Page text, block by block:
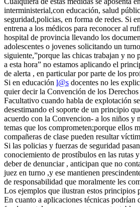
interministerial,con educación, salud
seguridad,policias, en forma de redes. Si
entrena a los médicos para reconocer al
hospital de provincia llevando los
adolescentes o jovenes solicitando un
siguiente,”porque las chicas trabajan y no
a esta hora” no estamos aplicando el
de alerta , en particular por parte de los
Si en educación l@s docentes no les
quier decir la Convención de los
Facultativo cuando habla de explotación
desestimando el soporte de un principio
acuerdo con la Convencion- a los niños y
temas que los comprometen;porque ellos
compañeras de clase pueden resultar
Si las policias y fuerzas de seguridad
conociemiento de prostíbulos en las rutas
deber de denunciar , anticipan que no
juez en turno ,y ese mantienen
de responsabilidad que moralmente les
Los ejemplos que ilustran estos principios
En cuanto a aplicaciones técnicas podrían